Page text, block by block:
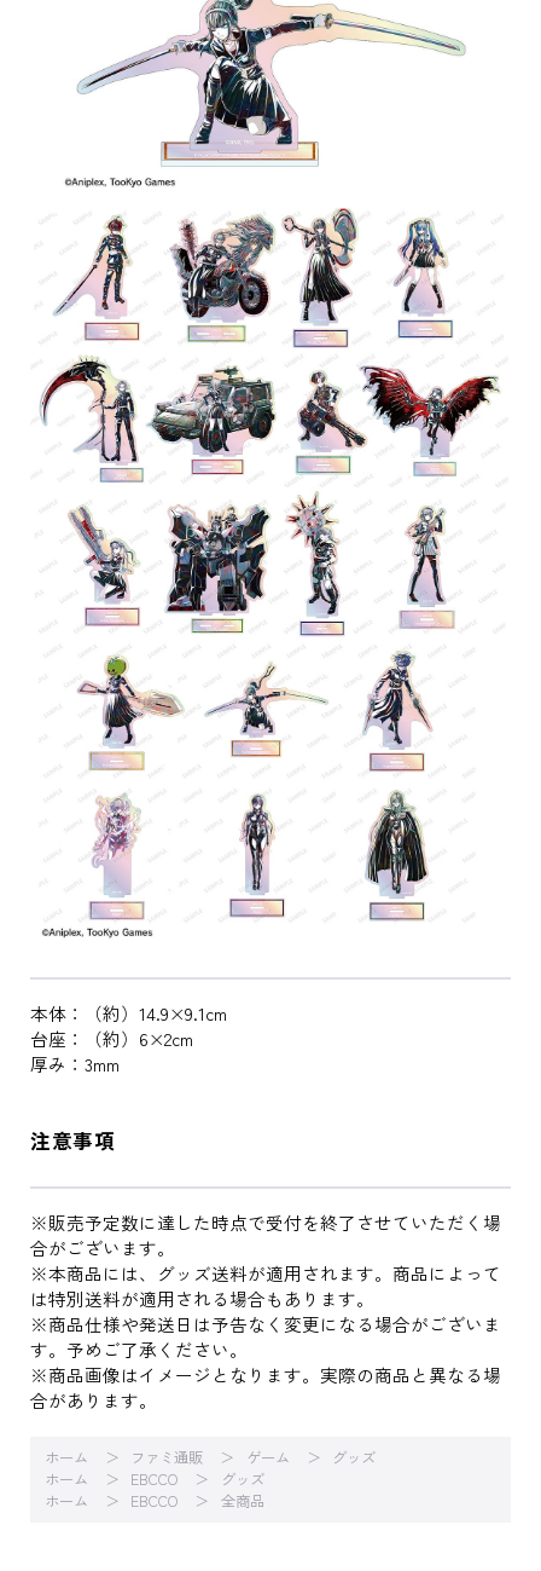
本体：（約）14.9×9.1cm
台座：（約）6×2cm
厚み：3mm
注意事項
※販売予定数に達した時点で受付を終了させていただく場
合がございます。
※本商品には、グッズ送料が適用されます。商品によって
は特別送料が適用される場合もあります。
※商品仕様や発送日は予告なく変更になる場合がございま
す。予めご了承ください。
※商品画像はイメージとなります。実際の商品と異なる場
合があります。
ホーム ファミ通販 ゲーム
グッズ
ホーム
EBCCO
グッズ
ホーム
EBCCO 全商品